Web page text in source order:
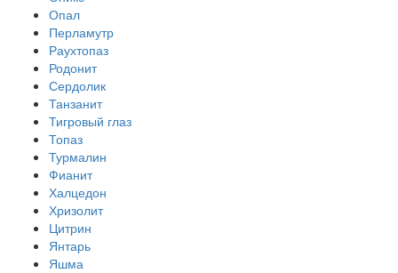
Опал
Перламутр
Раухтопаз
Родонит
Сердолик
Танзанит
Тигровый глаз
Топаз
Турмалин
Фианит
Халцедон
Хризолит
Цитрин
Янтарь
Яшма